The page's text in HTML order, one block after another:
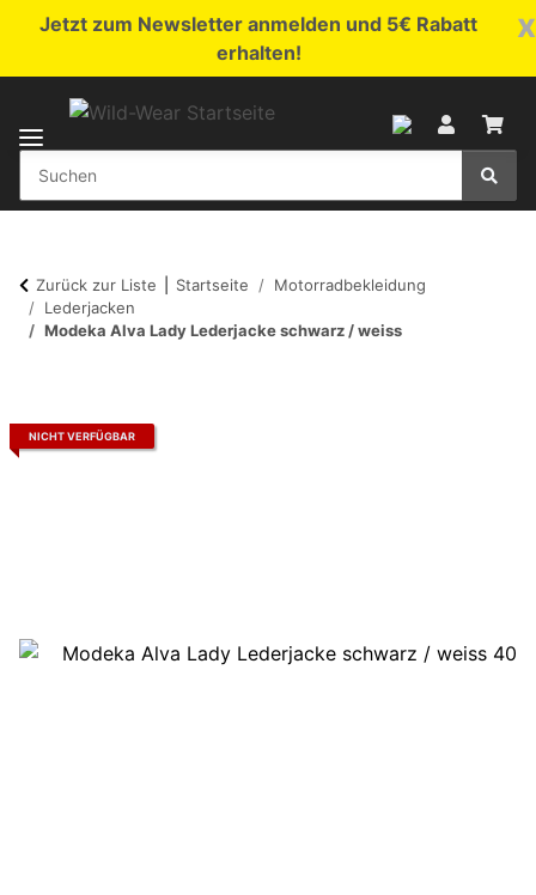
x
Jetzt zum Newsletter anmelden und 5€ Rabatt
erhalten!
Zurück zur Liste Startseite
Motorradbekleidung
Lederjacken
Modeka Alva Lady Lederjacke schwarz / weiss
NICHT VERFÜGBAR